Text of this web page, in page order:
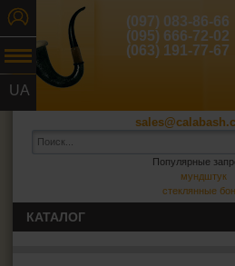
UA
(097) 083-86-66
(095) 666-72-02
(063) 191-77-67
Популярные
мундштук
стеклянные
КАТАЛОГ